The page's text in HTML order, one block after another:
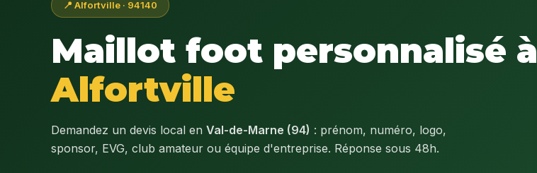
📍 Alfortville · 94140
Maillot foot personnalisé à
Alfortville
Demandez un devis local en Val-de-Marne (94) : prénom, numéro, logo,
sponsor, EVG, club amateur ou équipe d'entreprise. Réponse sous 48h.